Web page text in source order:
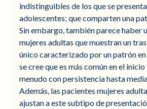
indistinguibles de los que se
adolescentes; que comparten una
Sin embargo, también parece haber
mujeres adultas que muestran un
único caracterizado por un patrón en
se cree que es más común en el
menudo con persistencia hasta
Además, las pacientes mujeres
ajustan a este subtipo de